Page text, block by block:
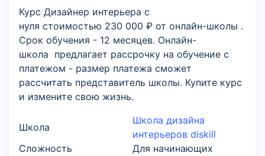
Курс Дизайнер интерьера с
нуля стоимостью 230 000 ₽ от онлайн-школы .
Срок обучения - 12 месяцев. Онлайн-
школа предлагает рассрочку на обучение с
платежом - размер платежа сможет
рассчитать представитель школы. Купите курс
и измените свою жизнь.
Школа
Школа дизайна
интерьеров diskill
Сложность
Для начинающих